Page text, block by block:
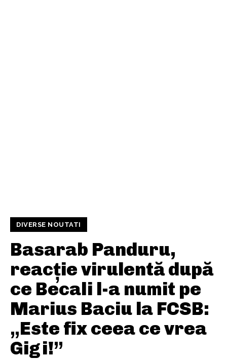
DIVERSE NOUTATI
Basarab Panduru,
reacție virulentă după
ce Becali l-a numit pe
Marius Baciu la FCSB:
„Este fix ceea ce vrea
Gigi!”